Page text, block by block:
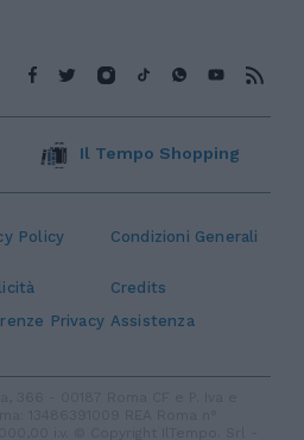
Policy Condizioni Generali
Credits
Privacy Assistenza
Il Tempo Shopping